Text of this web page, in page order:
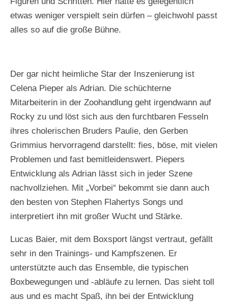
etwas weniger verspielt sein dürfen – gleichwohl passt
alles so auf die große Bühne.
c
p
c c
Der gar nicht heimliche Star der Inszenierung ist
Celena Pieper als Adrian. Die schüchterne
Mitarbeiterin in der Zoohandlung geht irgendwann auf
Rocky zu und löst sich aus den furchtbaren Fesseln
ihres cholerischen Bruders Paulie, den Gerben
Grimmius hervorragend darstellt: fies, böse, mit vielen
Problemen und fast bemitleidenswert. Piepers
Entwicklung als Adrian lässt sich in jeder Szene
nachvollziehen. Mit „Vorbei“ bekommt sie dann auch
den besten von Stephen Flahertys Songs und
interpretiert ihn mit großer Wucht und Stärke.
Lucas Baier, mit dem Boxsport längst vertraut, gefällt
sehr in den Trainings- und Kampfszenen. Er
unterstützte auch das Ensemble, die typischen
Boxbewegungen und -abläufe zu lernen. Das sieht toll
aus und es macht Spaß, ihn bei der Entwicklung